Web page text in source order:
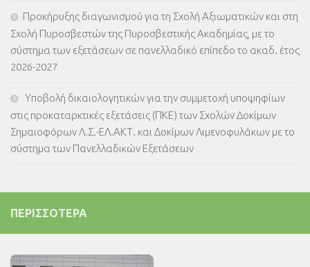
Προκήρυξης διαγωνισμού για τη Σχολή Αξιωματικών και στη
Σχολή Πυροσβεστών της Πυροσβεστικής Ακαδημίας, με το
σύστημα των εξετάσεων σε πανελλαδικό επίπεδο το ακαδ. έτος
2026-2027
Υποβολή δικαιολογητικών για την συμμετοχή υποψηφίων
στις προκαταρκτικές εξετάσεις (ΠΚΕ) των Σχολών Δοκίμων
Σημαιοφόρων Λ.Σ.-ΕΛ.ΑΚΤ. και Δοκίμων Λιμενοφυλάκων με το
σύστημα των Πανελλαδικών Εξετάσεων
ΠΕΡΙΣΣΌΤΕΡΑ